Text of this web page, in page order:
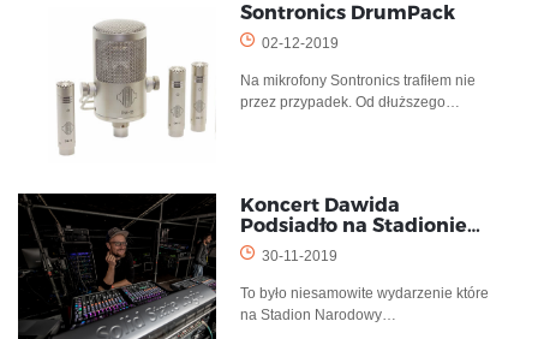
Sontronics DrumPack
02-12-2019
Na mikrofony Sontronics trafiłem nie
przez przypadek. Od dłuższego…
Koncert Dawida
Podsiadło na Stadionie…
30-11-2019
To było niesamowite wydarzenie które
na Stadion Narodowy…